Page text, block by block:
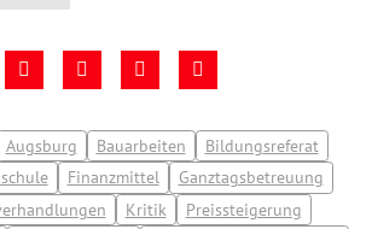
Augsburg Bauarbeiten
Bildungsreferat
Finanzmittel
Ganztagsbetreuung
Kritik
Preissteigerung